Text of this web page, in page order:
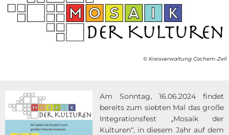
© Kreisverwaltung Cochem-Zell
Am Sonntag, 16.06.2024 findet
bereits zum siebten Mal das große
Integrationsfest „Mosaik der
Kulturen“, in diesem Jahr auf dem